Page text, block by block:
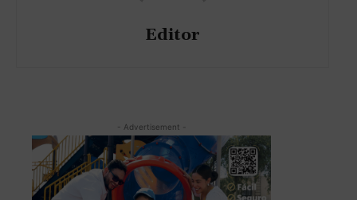
Editor
- Advertisement -